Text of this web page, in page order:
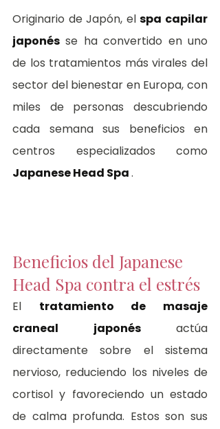
Originario de Japón, el spa capilar
japonés se ha convertido en uno
de los tratamientos más virales del
sector del bienestar en Europa, con
miles de personas descubriendo
cada semana sus beneficios en
Japanese Head Spa .
Beneficios del Japanese
Head Spa contra el estrés
El tratamiento de masaje
craneal japonés actúa
directamente sobre el sistema
nervioso, reduciendo los niveles de
cortisol y favoreciendo un estado
de calma profunda. Estos son sus